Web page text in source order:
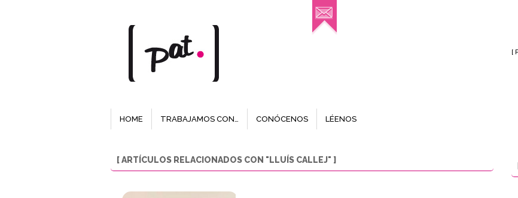
[
HOME TRABAJAMOS CON… CONÓCENOS LÉENOS
[ ARTÍCULOS RELACIONADOS CON "LLUÍS CALLEJ" ]